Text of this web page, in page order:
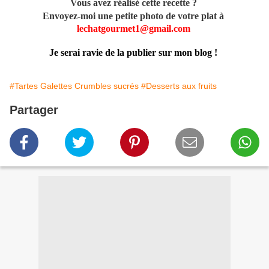
Vous avez réalisé cette recette ?
Envoyez-moi une petite photo de votre plat à
lechatgourmet1@gmail.com
Je serai ravie de la publier sur mon blog !
#Tartes Galettes Crumbles sucrés #Desserts aux fruits
Partager